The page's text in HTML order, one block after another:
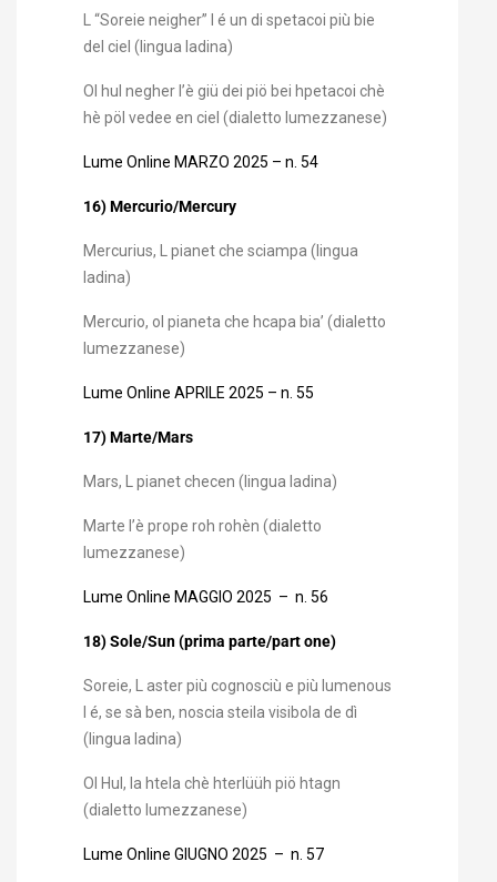
L “Soreie neigher” l é un di spetacoi più bie
del ciel (lingua ladina)
Ol hul negher l’è giü dei piö bei hpetacoi chè
hè pöl vedee en ciel (dialetto lumezzanese)
Lume Online MARZO 2025 – n. 54
16) Mercurio/Mercury
Mercurius, L pianet che sciampa (lingua
ladina)
Mercurio, ol pianeta che hcapa bia’ (dialetto
lumezzanese)
Lume Online APRILE 2025 – n. 55
17) Marte/Mars
Mars, L pianet checen (lingua ladina)
Marte l’è prope roh rohèn (dialetto
lumezzanese)
Lume Online MAGGIO 2025 – n. 56
18) Sole/Sun (prima parte/part one)
Soreie, L aster più cognosciù e più lumenous
l é, se sà ben, noscia steila visibola de dì
(lingua ladina)
Ol Hul, la htela chè hterlüüh piö htagn
(dialetto lumezzanese)
Lume Online GIUGNO 2025 – n. 57